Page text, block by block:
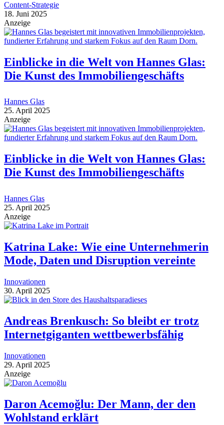
Content-Strategie
18. Juni 2025
Anzeige
Einblicke in die Welt von Hannes Glas:
Die Kunst des Immobiliengeschäfts
Hannes Glas
25. April 2025
Anzeige
Einblicke in die Welt von Hannes Glas:
Die Kunst des Immobiliengeschäfts
Hannes Glas
25. April 2025
Anzeige
Katrina Lake: Wie eine Unternehmerin
Mode, Daten und Disruption vereinte
Innovationen
30. April 2025
Andreas Brenkusch: So bleibt er trotz
Internetgiganten wettbewerbsfähig
Innovationen
29. April 2025
Anzeige
Daron Acemoğlu: Der Mann, der den
Wohlstand erklärt